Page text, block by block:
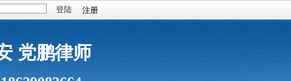
注册
党鹏律师